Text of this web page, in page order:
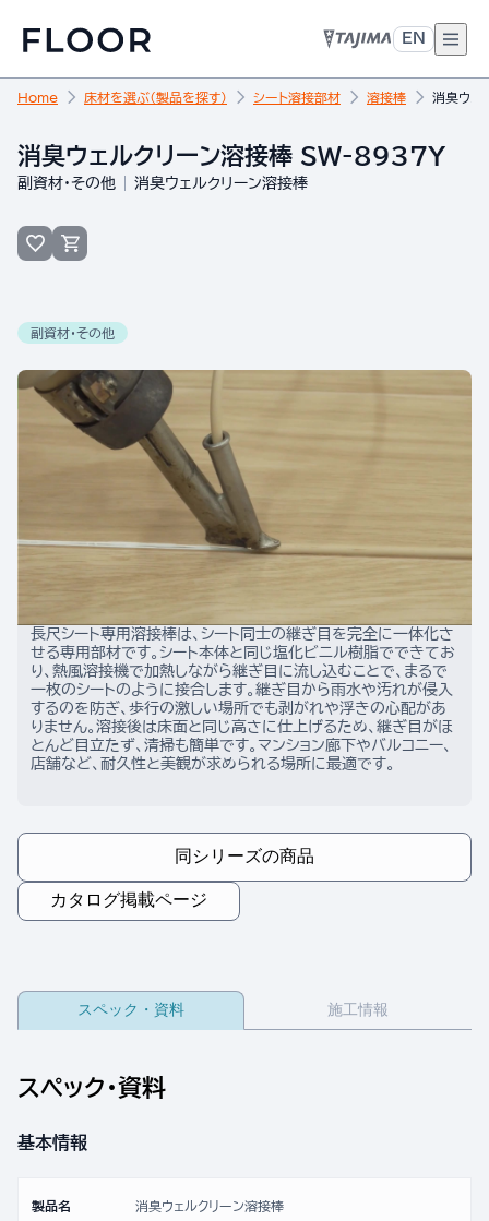
EN
Home 床材を選ぶ（製品を探す） シート溶接部材 溶接棒 消臭ウ
消臭ウェルクリーン溶接棒 SW-8937Y
副資材・その他 消臭ウェルクリーン溶接棒
副資材・その他
長尺シート専用溶接棒は、シート同士の継ぎ目を完全に一体化さ
せる専用部材です。シート本体と同じ塩化ビニル樹脂でできてお
り、熱風溶接機で加熱しながら継ぎ目に流し込むことで、まるで
一枚のシートのように接合します。継ぎ目から雨水や汚れが侵入
するのを防ぎ、歩行の激しい場所でも剥がれや浮きの心配があ
りません。溶接後は床面と同じ高さに仕上げるため、継ぎ目がほ
とんど目立たず、清掃も簡単です。マンション廊下やバルコニー、
店舗など、耐久性と美観が求められる場所に最適です。
同シリーズの商品
カタログ掲載ページ
スペック・資料 施工情報
スペック・資料
基本情報
製品名 消臭ウェルクリーン溶接棒